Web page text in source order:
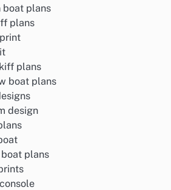
boat plans
plans
plans
boat plans
design
plans